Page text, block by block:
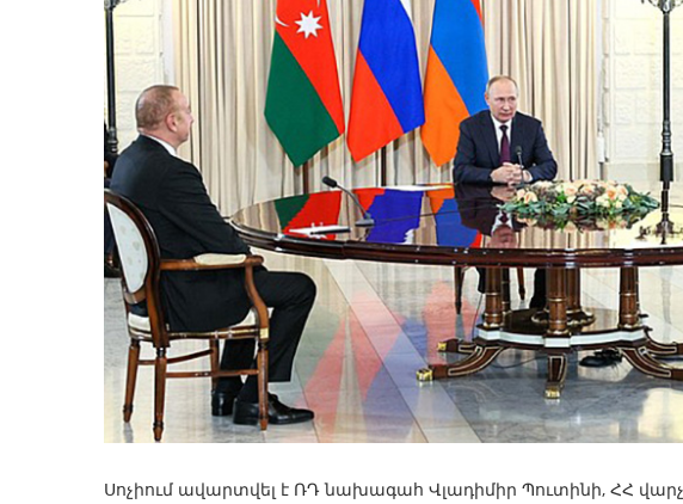
Սոչիում ավարտվել է ՌԴ նախագահ Վլադիմիր Պուտինի, ՀՀ